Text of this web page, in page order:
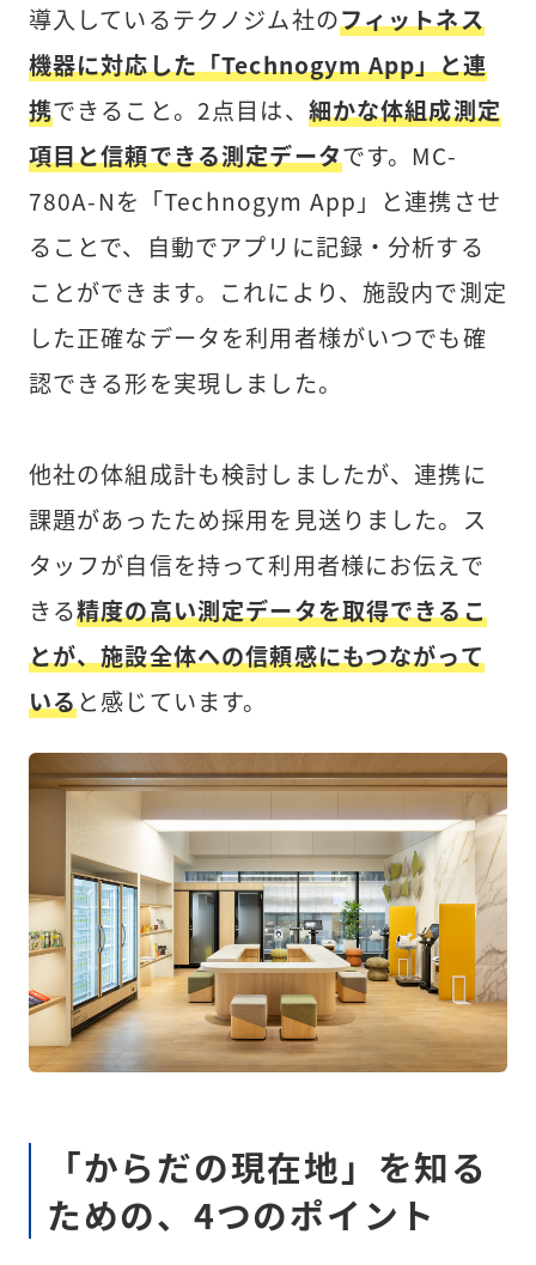
導入しているテクノジム社のフィットネス
機器に対応した「Technogym App」と連
携できること。2点目は、 細かな体組成測定
項目と信頼できる測定データです。MC-
780A-Nを「Technogym App」と連携させ
ることで、自動でアプリに記録・分析する
ことができます。これにより、施設内で測定
した正確なデータを利用者様がいつでも確
認できる形を実現しました。
他社の体組成計も検討しましたが、連携に
課題があったため採用を見送りました。ス
タッフが自信を持って利用者様にお伝えで
きる精度の高い測定データを取得できるこ
とが、施設全体への信頼感にもつながって
いると感じています。
「からだの現在地」を知る
ための、4つのポイント